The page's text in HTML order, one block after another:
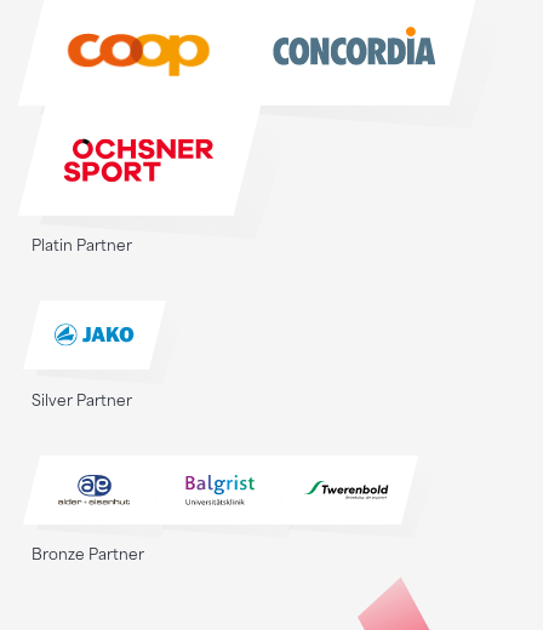
Platin Partner
Silver Partner
Bronze Partner